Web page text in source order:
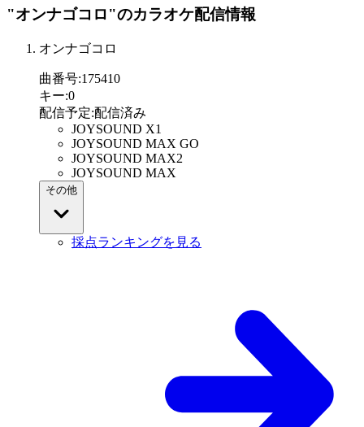
"オンナゴコロ"のカラオケ配信情報
オンナゴコロ
曲番号:175410
キー:0
配信予定:配信済み
JOYSOUND X1
JOYSOUND MAX GO
JOYSOUND MAX2
JOYSOUND MAX
その他
採点ランキングを見る